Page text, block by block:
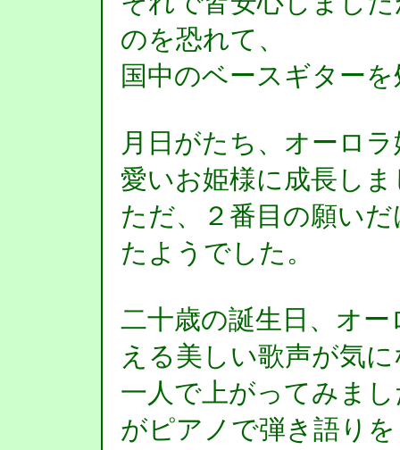
のを恐れて、
国中のベースギター
月日がたち、オーロ
愛いお姫様に成長し
ただ、２番目の願い
たようでした。
二十歳の誕生日、オ
える美しい歌声が気
一人で上がってみま
がピアノで弾き語り